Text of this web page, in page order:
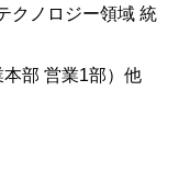
クノロジー領域 統
部 営業1部）他